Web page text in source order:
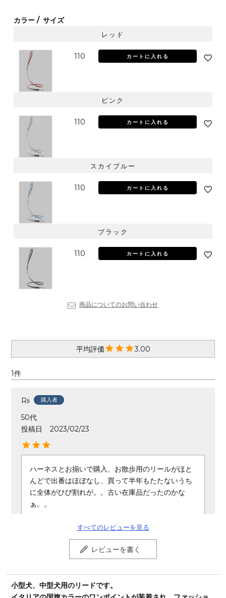
カラー サイズ
レッド
110 カートに入れる
ピンク
110 カートに入れる
スカイブルー
110 カートに入れる
ブラック
110 カートに入れる
商品についてのお問い合わせ
3.00
1
Rii 購入者
50代
投稿日
2023/02/23
ハーネスとお揃いで購入、お散歩用のリールがほと
んどで出番はほぼなし、買って半年もたたないうち
に全体がひび割れが。。古い在庫品だったのかな
ぁ。。
すべてのレビューを見る
レビューを書く
小型犬、中型犬用のリードです。